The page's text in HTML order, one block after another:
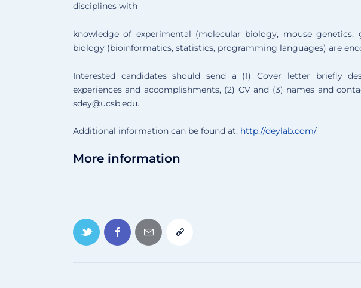
disciplines with
knowledge of experimental (molecular biology, mouse genetics,
biology (bioinformatics, statistics, programming languages) are
Interested candidates should send a (1) Cover letter briefly
experiences and accomplishments, (2) CV and (3) names and
sdey@ucsb.edu.
Additional information can be found at: http://deylab.com/
More information